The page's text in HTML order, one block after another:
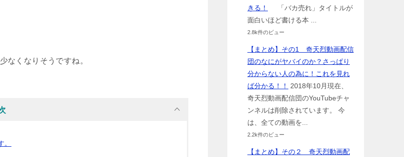
なくなりそうですね。
きる！
「バカ売れ」タイトルが
面白いほど書ける本 ...
2.8k件のビュー
【まとめ】その1 奇天烈動画配信
団のなにがヤバイのか？さっぱり
分からない人の為に！これを見れ
ば分かる！！
2018年10月現在、
奇天烈動画配信団のYouTubeチャ
ンネルは削除されています。 今
は、全ての動画を...
2.2k件のビュー
【まとめ】その２ 奇天烈動画配